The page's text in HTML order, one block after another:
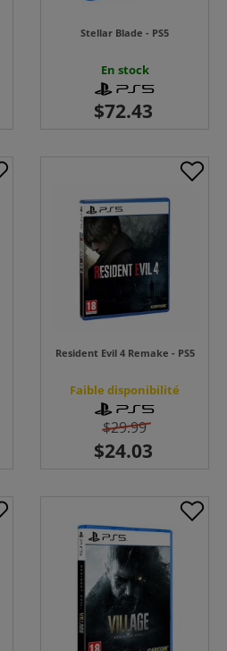
Stellar Blade - PS5
En stock
Resident Evil 4 Remake - PS5
Faible disponibilité
$29.99